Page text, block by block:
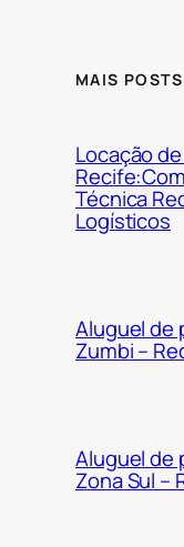
MAIS POSTS
Locação
Técnica
Logísticos
Aluguel de
Zumbi –
Aluguel de
Zona Sul –